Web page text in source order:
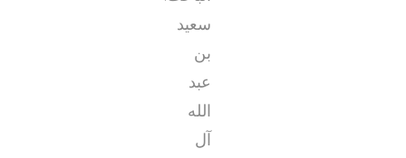
سعيد
بن
عبد
الله
آل